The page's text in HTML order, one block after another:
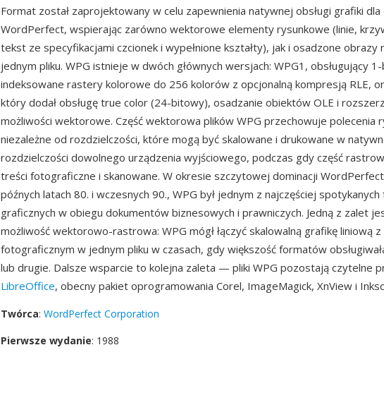
Format został zaprojektowany w celu zapewnienia natywnej obsługi grafiki
WordPerfect, wspierając zarówno wektorowe elementy rysunkowe (linie,
tekst ze specyfikacjami czcionek i wypełnione kształty), jak i osadzone
jednym pliku. WPG istnieje w dwóch głównych wersjach: WPG1, obsługujący
indeksowane rastery kolorowe do 256 kolorów z opcjonalną kompresją RLE,
który dodał obsługę true color (24-bitowy), osadzanie obiektów OLE i
możliwości wektorowe. Część wektorowa plików WPG przechowuje polecenia
niezależne od rozdzielczości, które mogą być skalowane i drukowane w
rozdzielczości dowolnego urządzenia wyjściowego, podczas gdy część
treści fotograficzne i skanowane. W okresie szczytowej dominacji
późnych latach 80. i wczesnych 90., WPG był jednym z najczęściej
graficznych w obiegu dokumentów biznesowych i prawniczych. Jedną z zalet
możliwość wektorowo-rastrowa: WPG mógł łączyć skalowalną grafikę liniową z
fotograficznym w jednym pliku w czasach, gdy większość formatów
lub drugie. Dalsze wsparcie to kolejna zaleta — pliki WPG pozostają czytelne
LibreOffice, obecny pakiet oprogramowania Corel, ImageMagick, XnView i
Twórca: WordPerfect Corporation
Pierwsze wydanie: 1988